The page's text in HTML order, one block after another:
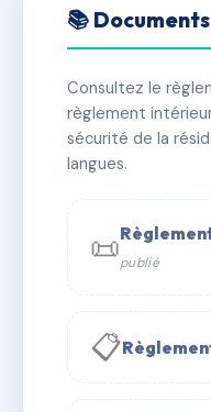
L'Orée du
✓ Immatriculée
📞 Contacter
📚
Consultez le
règlement
sécurité de la
langues.
📜publié
📋